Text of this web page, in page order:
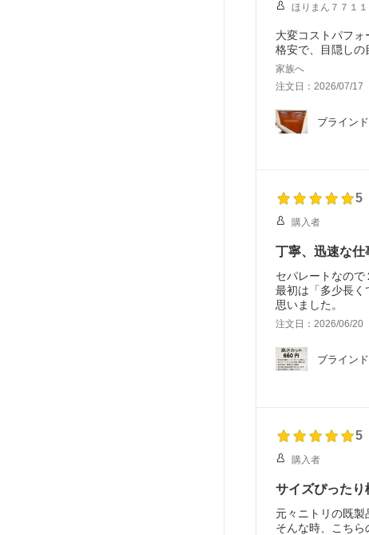
ほりまん７７１１
大変コストパフォ
格安で、目隠しの
家族へ
注文日：2026/07/17
ブライン
5
購入者
丁寧、迅速な仕
セパレートなので
最初は「多少長く
思いました。
注文日：2026/06/20
ブライン
5
購入者
サイズぴったり
元々ニトリの既製
そんな時、こちら